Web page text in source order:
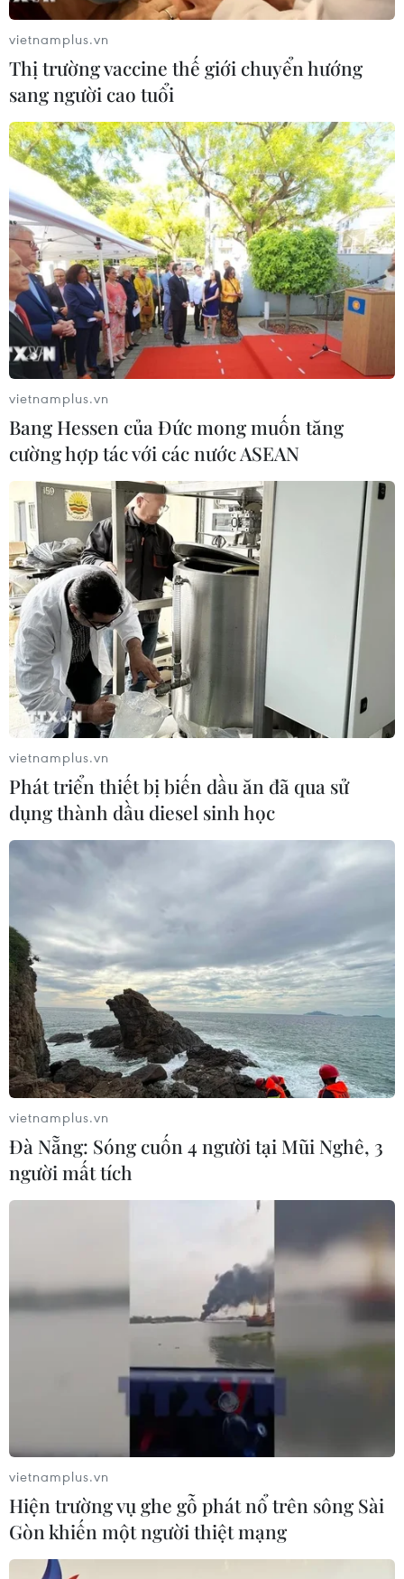
Canada thu giữ lô hàng giả có trị giá lên
đến gần 2 triệu USD
12/12/2016 08:01
Cảnh sát thành phố Toronto của Canada thông báo vừa
triệt phá một vụ buôn bán hàng giả và thu giữ lô hàng
trị giá 2,5 triệu đôla Canada (CAD), tức khoảng gần 2
triệu USD.
Bão tuyết hoành hoành tại Canada, làm tê
liệt hoạt động giao thông
13/12/2016 01:35
Trong những ngày qua, một cơn lốc xoáy vùng cực đã
kéo theo những trận bão tuyết lớn trên toàn lãnh thổ
Canada, trải dài từ bờ Tây Thái Bình Dương sang bờ
Đông Đại Tây Dương.
vietnamplus.vn
Thị trường vaccine thế giới chuyển hướng
sang người cao tuổi
vietnamplus.vn
Bang Hessen của Đức mong muốn tăng
cường hợp tác với các nước ASEAN
vietnamplus.vn
Phát triển thiết bị biến dầu ăn đã qua sử
dụng thành dầu diesel sinh học
vietnamplus.vn
Đà Nẵng: Sóng cuốn 4 người tại Mũi Nghê, 3
người mất tích
vietnamplus.vn
Hiện trường vụ ghe gỗ phát nổ trên sông Sài
Gòn khiến một người thiệt mạng